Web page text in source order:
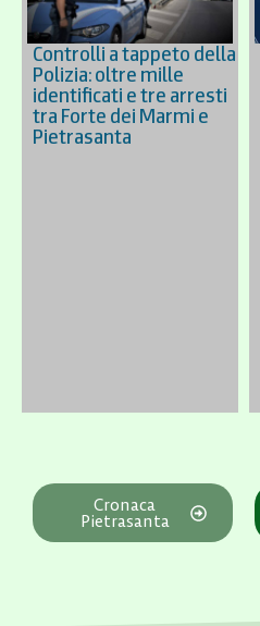
Controlli a tappeto della
Polizia: oltre mille
identificati e tre arresti
tra Forte dei Marmi e
Pietrasanta
Cronaca
Pietrasanta